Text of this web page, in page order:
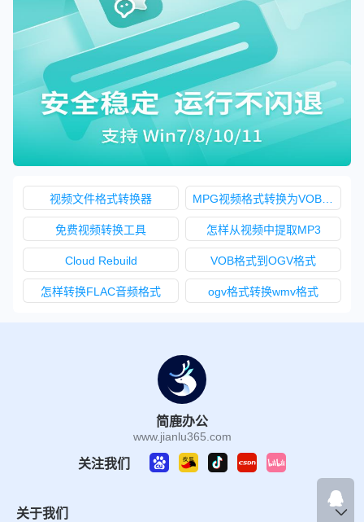
视频文件格式转换器
免费视频转换工具 怎样从视频中提取MP3
Cloud Rebuild VOB格式到OGV格式
怎样转换FLAC音频格式 ogv格式转换wmv格式
简鹿办公
www.jianlu365.com
关注我们
关于我们